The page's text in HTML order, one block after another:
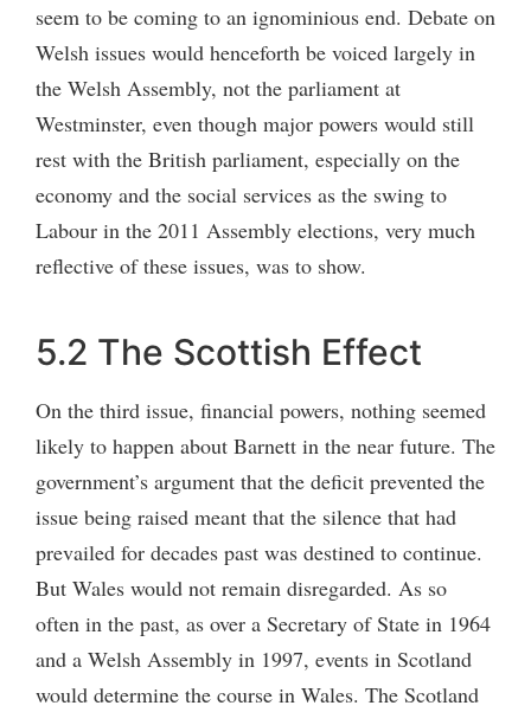
seem to be coming to an ignominious end. Debate on
Welsh issues would henceforth be voiced largely in
the Welsh Assembly, not the parliament at
Westminster, even though major powers would still
rest with the British parliament, especially on the
economy and the social services as the swing to
Labour in the 2011 Assembly elections, very much
reflective of these issues, was to show.
5.2 The Scottish Effect
On the third issue, financial powers, nothing seemed
likely to happen about Barnett in the near future. The
government’s argument that the deficit prevented the
issue being raised meant that the silence that had
prevailed for decades past was destined to continue.
But Wales would not remain disregarded. As so
often in the past, as over a Secretary of State in 1964
and a Welsh Assembly in 1997, events in Scotland
would determine the course in Wales. The Scotland